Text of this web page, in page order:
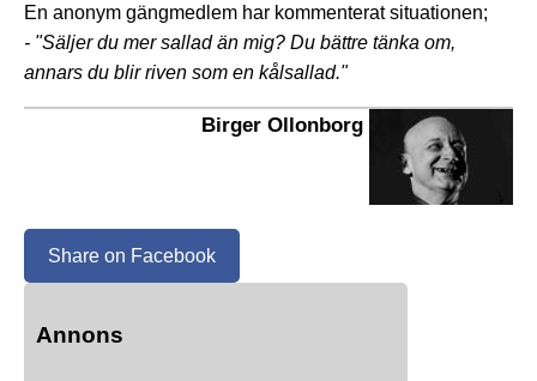
En anonym gängmedlem har kommenterat situationen;
- "Säljer du mer sallad än mig? Du bättre tänka om,
annars du blir riven som en kålsallad."
Birger Ollonborg
Share on Facebook
Annons